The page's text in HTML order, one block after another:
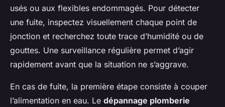
usés ou aux flexibles endommagés. Pour détecter
une fuite, inspectez visuellement chaque point de
jonction et recherchez toute trace d’humidité ou de
gouttes. Une surveillance régulière permet d’agir
rapidement avant que la situation ne s’aggrave.
En cas de fuite, la première étape consiste à couper
l’alimentation en eau. Le dépannage plomberie